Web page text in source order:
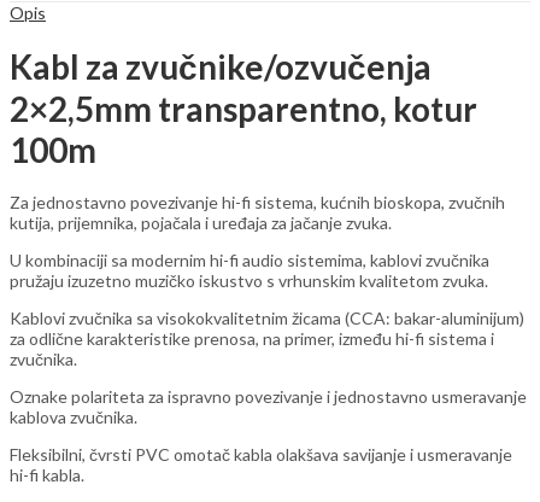
Opis
Kabl za zvučnike/ozvučenja
2×2,5mm transparentno, kotur
100m
Za jednostavno povezivanje hi-fi sistema, kućnih bioskopa, zvučnih
kutija, prijemnika, pojačala i uređaja za jačanje zvuka.
U kombinaciji sa modernim hi-fi audio sistemima, kablovi zvučnika
pružaju izuzetno muzičko iskustvo s vrhunskim kvalitetom zvuka.
Kablovi zvučnika sa visokokvalitetnim žicama (CCA: bakar-aluminijum)
za odlične karakteristike prenosa, na primer, između hi-fi sistema i
zvučnika.
Oznake polariteta za ispravno povezivanje i jednostavno usmeravanje
kablova zvučnika.
Fleksibilni, čvrsti PVC omotač kabla olakšava savijanje i usmeravanje
hi-fi kabla.